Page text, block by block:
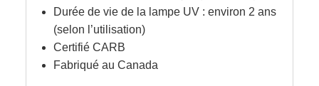
Durée de vie de la lampe UV : environ 2 ans
(selon l’utilisation)
Certifié CARB
Fabriqué au Canada